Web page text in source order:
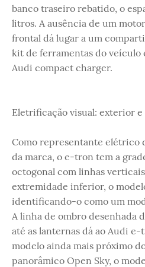
banco traseiro rebatido, o
litros. A ausência de um
frontal dá lugar a um
kit de ferramentas do veículo
Audi compact charger.
Eletrificação visual: exterior
Como representante elétrico
da marca, o e-tron tem a
octogonal com linhas
extremidade inferior, o
identificando-o como um
A linha de ombro desenhada
até as lanternas dá ao Audi
modelo ainda mais próximo
panorâmico Open Sky, o